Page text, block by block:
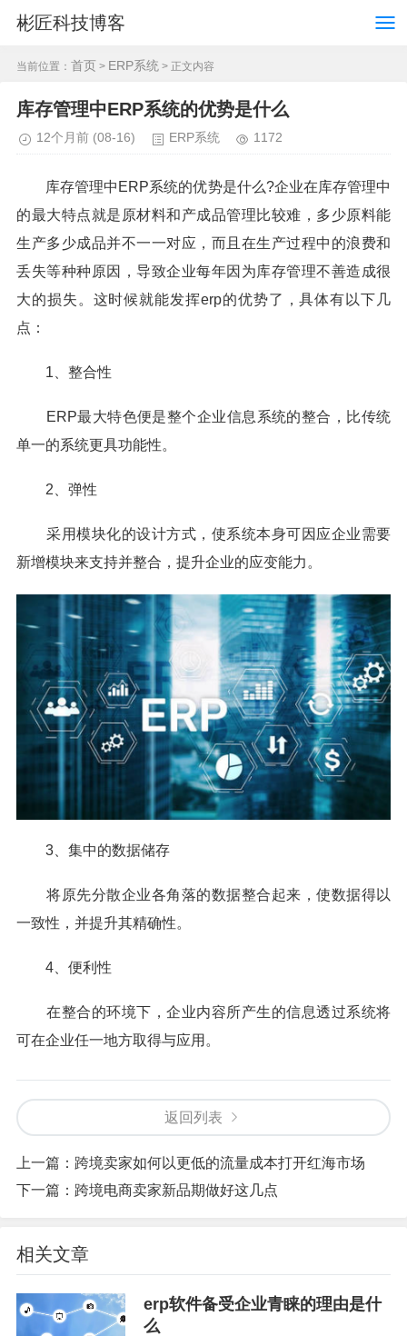
彬匠科技博客
当前位置： 首页 > ERP系统 > 正文内容
库存管理中ERP系统的优势是什么
12个月前 (08-16) ERP系统 1172
库存管理中ERP系统的优势是什么?企业在库存管理中
的最大特点就是原材料和产成品管理比较难，多少原料能
生产多少成品并不一一对应，而且在生产过程中的浪费和
丢失等种种原因，导致企业每年因为库存管理不善造成很
大的损失。这时候就能发挥erp的优势了，具体有以下几
点：
1、整合性
ERP最大特色便是整个企业信息系统的整合，比传统
单一的系统更具功能性。
2、弹性
采用模块化的设计方式，使系统本身可因应企业需要
新增模块来支持并整合，提升企业的应变能力。
3、集中的数据储存
将原先分散企业各角落的数据整合起来，使数据得以
一致性，并提升其精确性。
4、便利性
在整合的环境下，企业内容所产生的信息透过系统将
可在企业任一地方取得与应用。
返回列表
上一篇： 跨境卖家如何以更低的流量成本打开红海市场
下一篇： 跨境电商卖家新品期做好这几点
相关文章
erp软件备受企业青睐的理由是什
么